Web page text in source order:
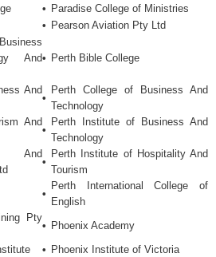
• Paradise College of Ministries
• Pearson Aviation Pty Ltd
And• Perth Bible College
And
•
Perth College of Business And
Technology
And
•
Perth Institute of Business And
Technology
And
•
Perth Institute of Hospitality And
Tourism
•
Perth International College of
English
Pty
• Phoenix Academy
• Phoenix Institute of Victoria